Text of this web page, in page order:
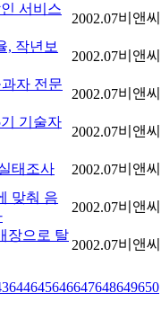
서비스
2002.07비앤
, 작년보
2002.07비앤
자 전문
2002.07비앤
기술자
2002.07비앤
태조사 2002.07비앤
맞춰 음
2002.07비앤
장으로 탈
2002.07비앤
644645646647648649650